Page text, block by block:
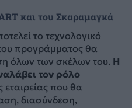
και του Σκαραμαγκά
το τεχνολογικό
προγράμματος θα
όλων των σκέλων του. Η
τον ρόλο
εταιρείας που θα
διασύνδεση,